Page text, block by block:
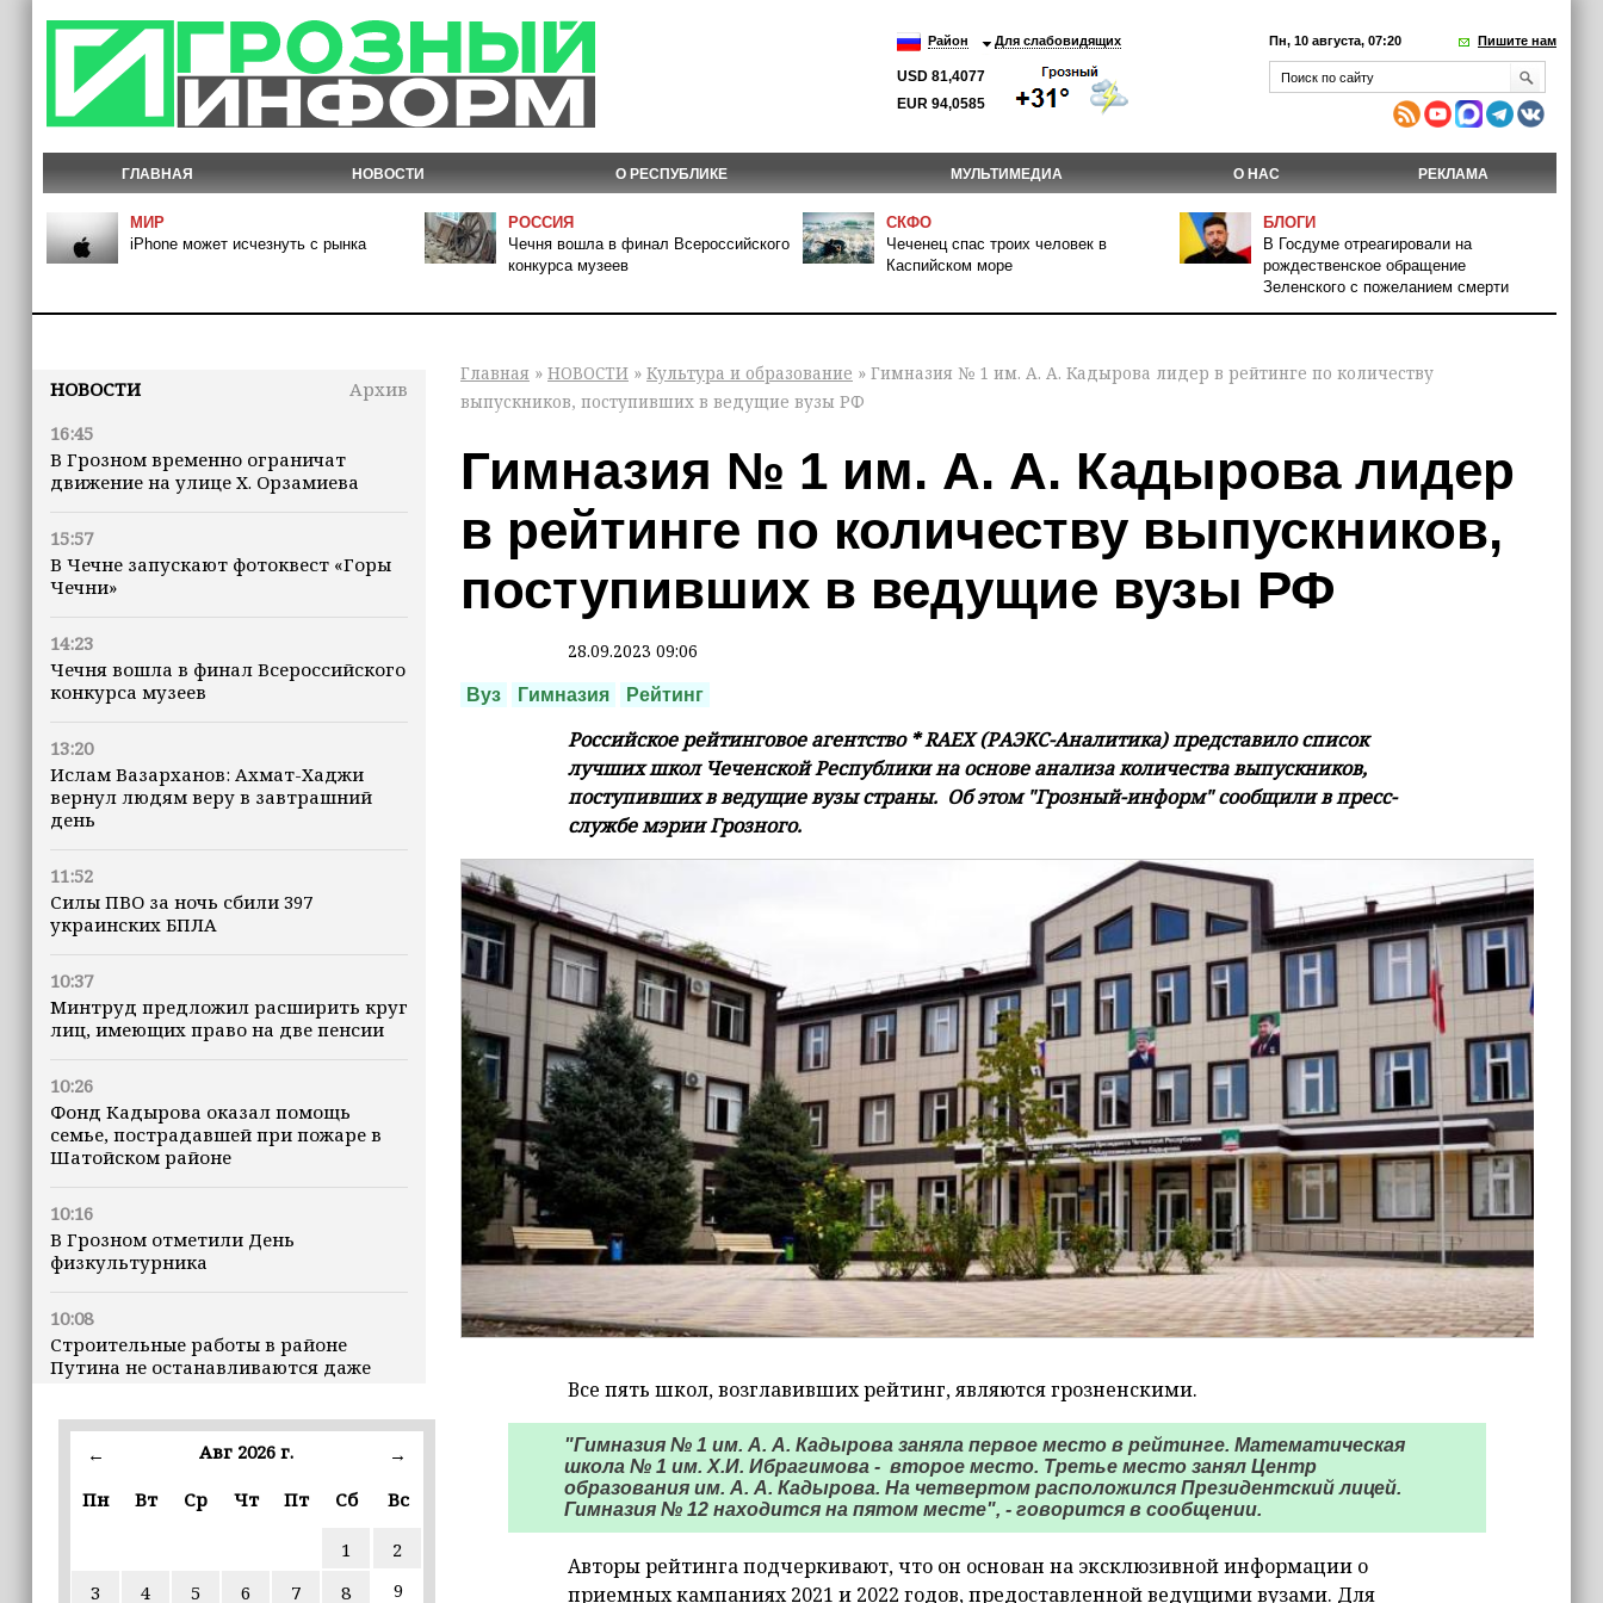
Район Для слабовидящих
USD 81,4077
EUR 94,0585
Пн, 10 августа, 07:20 Пишите нам
ГЛАВНАЯ НОВОСТИ О РЕСПУБЛИКЕ МУЛЬТИМЕДИА О НАС РЕКЛАМА
МИР
iPhone может исчезнуть с рынка
РОССИЯ
Чечня вошла в финал Всероссийского
конкурса музеев
СКФО
Чеченец спас троих человек в
Каспийском море
БЛОГИ
В Госдуме отреагировали на
рождественское обращение
Зеленского с пожеланием смерти
НОВОСТИ
Архив
16:45
В Грозном временно ограничат
движение на улице Х. Орзамиева
15:57
В Чечне запускают фотоквест «Горы
Чечни»
14:23
Чечня вошла в финал Всероссийского
конкурса музеев
13:20
Ислам Вазарханов: Ахмат-Хаджи
вернул людям веру в завтрашний
день
11:52
Силы ПВО за ночь сбили 397
украинских БПЛА
10:37
Минтруд предложил расширить круг
лиц, имеющих право на две пенсии
10:26
Фонд Кадырова оказал помощь
семье, пострадавшей при пожаре в
Шатойском районе
10:16
В Грозном отметили День
физкультурника
10:08
Строительные работы в районе
Путина не останавливаются даже
марта
← Авг 2026 г.
→
Пн
Вт Ср Чт Пт Сб Вс
1
2
3
4 5 6 7 8
9
Главная » НОВОСТИ » Культура и образование » Гимназия № 1 им. А. А. Кадырова лидер в рейтинге по количеству
выпускников, поступивших в ведущие вузы РФ
Гимназия № 1 им. А. А. Кадырова лидер
в рейтинге по количеству выпускников,
поступивших в ведущие вузы РФ
28.09.2023 09:06
Вуз Гимназия Рейтинг
Российское рейтинговое агентство * RAEX (РАЭКС-Аналитика) представило список
лучших школ Чеченской Республики на основе анализа количества выпускников,
поступивших в ведущие вузы страны. Об этом "Грозный-информ" сообщили в пресс-
службе мэрии Грозного.
Все пять школ, возглавивших рейтинг, являются грозненскими.
"Гимназия № 1 им. А. А. Кадырова заняла первое место в рейтинге. Математическая
школа № 1 им. Х.И. Ибрагимова - второе место. Третье место занял Центр
образования им. А. А. Кадырова. На четвертом расположился Президентский лицей.
Гимназия № 12 находится на пятом месте", - говорится в сообщении.
Авторы рейтинга подчеркивают, что он основан на эксклюзивной информации о
приемных кампаниях 2021 и 2022 годов, предоставленной ведущими вузами. Для